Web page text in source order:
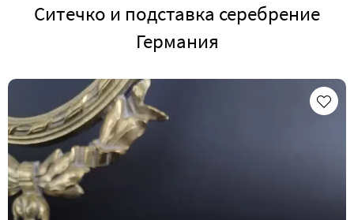
Ситечко и подставка серебрение
Германия